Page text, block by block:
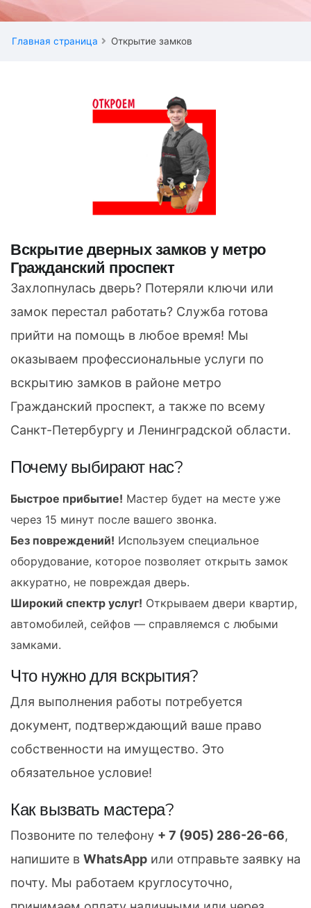
Главная страница Открытие замков
Вскрытие дверных замков у метро
Гражданский проспект
Захлопнулась дверь? Потеряли ключи или
замок перестал работать? Служба готова
прийти на помощь в любое время! Мы
оказываем профессиональные услуги по
вскрытию замков в районе метро
Гражданский проспект, а также по всему
Санкт-Петербургу и Ленинградской области.
Почему выбирают нас?
Быстрое прибытие! Мастер будет на месте уже
через 15 минут после вашего звонка.
Без повреждений! Используем специальное
оборудование, которое позволяет открыть замок
аккуратно, не повреждая дверь.
Широкий спектр услуг! Открываем двери квартир,
автомобилей, сейфов — справляемся с любыми
замками.
Что нужно для вскрытия?
Для выполнения работы потребуется
документ, подтверждающий ваше право
собственности на имущество. Это
обязательное условие!
Как вызвать мастера?
Позвоните по телефону + 7 (905) 286-26-66,
напишите в WhatsApp или отправьте заявку на
почту. Мы работаем круглосуточно,